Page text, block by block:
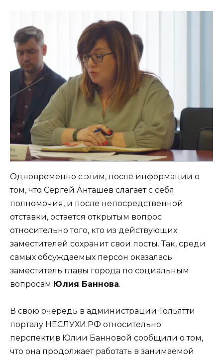
Одновременно с этим, после информации о
том, что Сергей Анташев слагает с себя
полномочия, и после непосредственной
отставки, остается открытым вопрос
относительно того, кто из действующих
заместителей сохранит свои посты. Так, среди
самых обсуждаемых персон оказалась
заместитель главы города по социальным
вопросам Юлия Баннова.
В свою очередь в администрации Тольятти
порталу НЕСЛУХИ.РФ относительно
перспектив Юлии Банновой сообщили о том,
что она продолжает работать в занимаемой